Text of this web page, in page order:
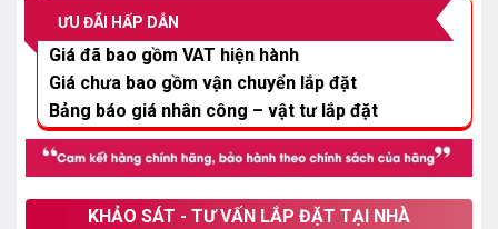
22.000.000₫.
14.900.000₫.
ƯU ĐÃI HẤP DẪN
Giá đã bao gồm VAT hiện hành
Giá chưa bao gồm vận chuyển lắp đặt
Bảng báo giá nhân công – vật tư lắp đặt
KHẢO SÁT - TƯ VẤN LẮP ĐẶT TẠI NHÀ